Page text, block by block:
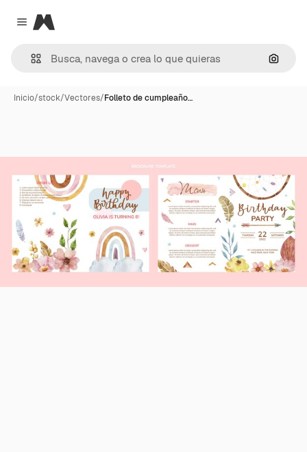
Close menu
Magnific
Inicio/stock/Vectores/Folleto de cumpleaño…